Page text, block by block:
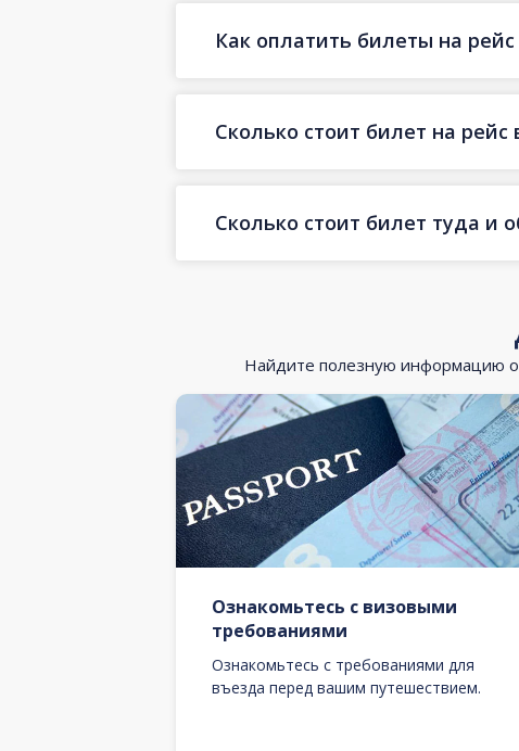
Как оплатить билеты на
Сколько стоит билет на
Сколько стоит билет туда и
Найдите полезную информацию о
Ознакомьтесь с визовыми
требованиями
Ознакомьтесь с требованиями для
въезда перед вашим путешествием.